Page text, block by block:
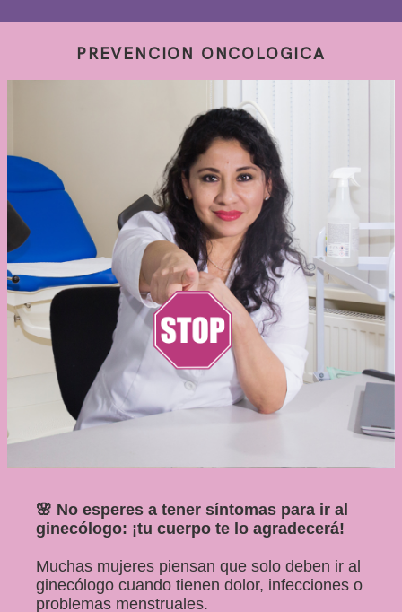
PREVENCION ONCOLOGICA
🌸 No esperes a tener síntomas para ir al
ginecólogo: ¡tu cuerpo te lo agradecerá!
Muchas mujeres piensan que solo deben ir al
ginecólogo cuando tienen dolor, infecciones o
problemas menstruales.